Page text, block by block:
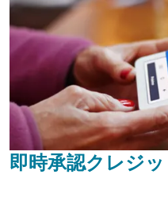
即時承認クレジ